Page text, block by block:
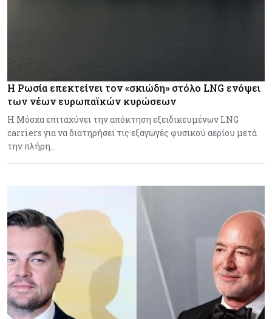
Η Ρωσία επεκτείνει τον «σκιώδη» στόλο LNG ενόψει
των νέων ευρωπαϊκών κυρώσεων
Η Μόσχα επιταχύνει την απόκτηση εξειδικευμένων LNG
carriers για να διατηρήσει τις εξαγωγές φυσικού αερίου μετά
την πλήρη…